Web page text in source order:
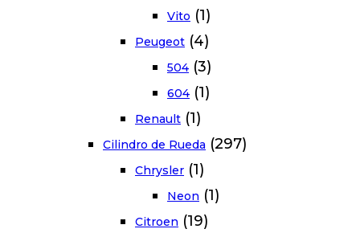
Vito (1)
Peugeot (4)
504 (3)
604 (1)
Renault (1)
Cilindro de Rueda (297)
Chrysler (1)
Neon (1)
Citroen (19)